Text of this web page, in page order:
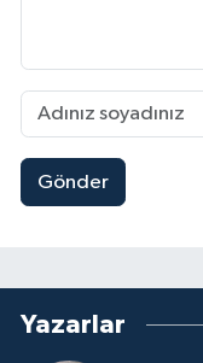
Gönder
Yazarlar